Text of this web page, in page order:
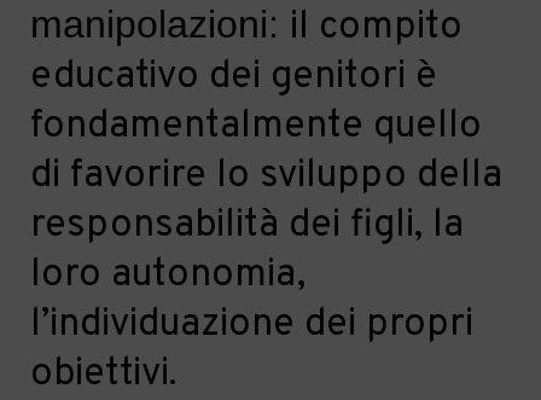
manipolazioni: il compito
educativo dei genitori è
fondamentalmente quello
di favorire lo sviluppo della
responsabilità dei figli, la
loro autonomia,
l’individuazione dei propri
obiettivi.